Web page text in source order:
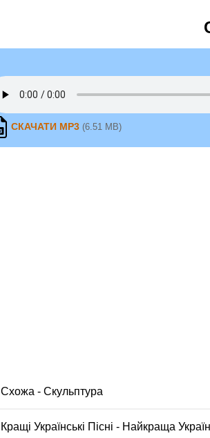
СКАЧАТИ MP3 (6.51 MB)
Схожа - Скульптура
Кращі Українські Пісні - Найкраща